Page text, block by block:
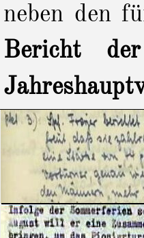
neben den
Bericht